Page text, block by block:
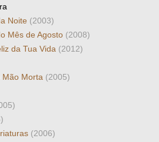
Noite (2003)
Mês de Agosto (2008)
da Tua Vida (2012)
Mão Morta (2005)
(2006)